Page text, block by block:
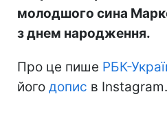
молодшого сина
з днем народження.
Про це пише РБК-
його допис в Instagram.